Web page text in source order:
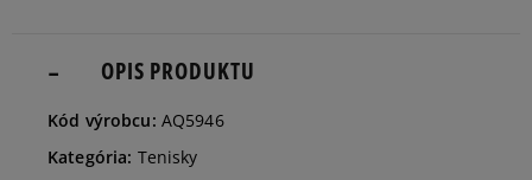
29 17,4 cm
OPIS PRODUKTU
Kód výrobcu: AQ5946
Kategória: Tenisky